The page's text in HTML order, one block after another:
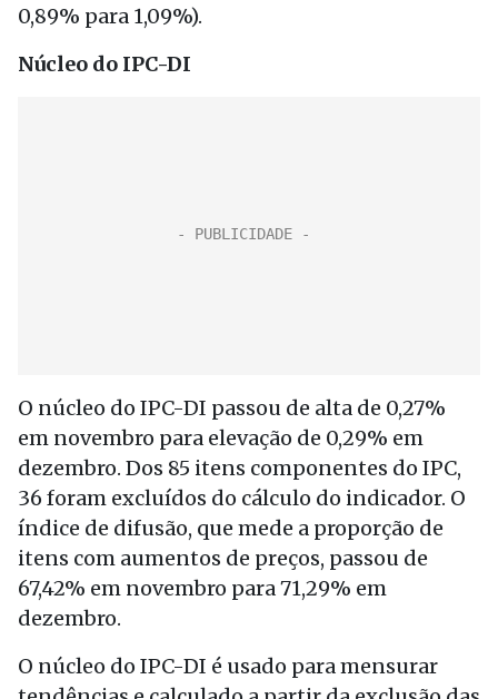
0,89% para 1,09%).
Núcleo do IPC-DI
O núcleo do IPC-DI passou de alta de 0,27%
em novembro para elevação de 0,29% em
dezembro. Dos 85 itens componentes do IPC,
36 foram excluídos do cálculo do indicador. O
índice de difusão, que mede a proporção de
itens com aumentos de preços, passou de
67,42% em novembro para 71,29% em
dezembro.
O núcleo do IPC-DI é usado para mensurar